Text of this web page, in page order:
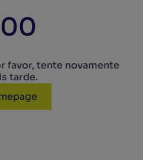
favor, tente novamente
tarde.